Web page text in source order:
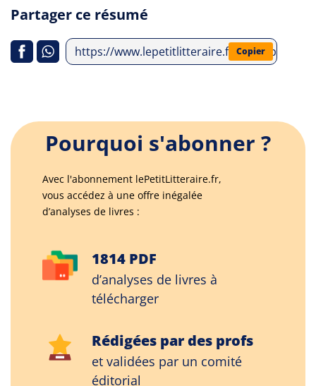
Partager ce résumé
https://www.lepetitlitteraire.fr/index.php/
Copier
Pourquoi s'abonner ?
Avec l'abonnement lePetitLitteraire.fr,
vous accédez à une offre inégalée
d’analyses de livres :
1814 PDF
d’analyses de livres à
télécharger
Rédigées par des profs
et validées par un comité
éditorial